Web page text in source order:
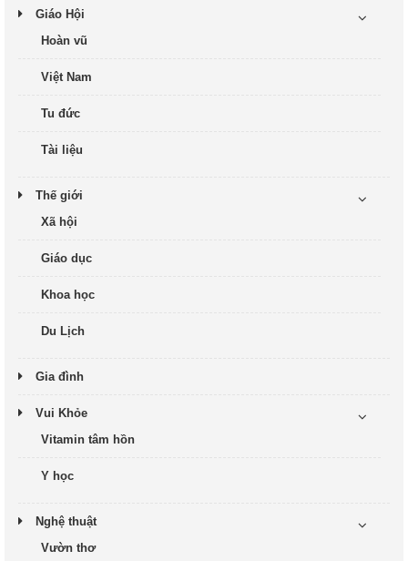
Giáo Hội
Hoàn vũ
Việt Nam
Tu đức
Tài liệu
Thế giới
Xã hội
Giáo dục
Khoa học
Du Lịch
Gia đình
Vui Khỏe
Vitamin tâm hồn
Y học
Nghệ thuật
Vườn thơ